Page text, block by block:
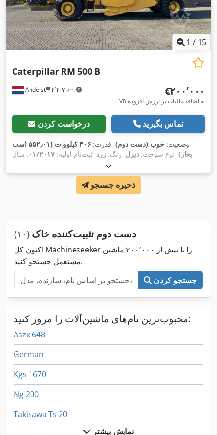
1 / 15
Andelst ۴٬۴۰۷ km
Caterpillar RM 500 B
‎€۲۰۰٬۰۰۰
VB به اضافه مالیات بر ارزش افزوده
درخواست کردن تماس بگیرید
وضعیت: خوب (دست دوم), قدرت:
۴۰۶ کیلووات (۵۵۲٫۰۱ اسب
بخار), نوع سوخت: دیزل, رنگ: زرد, ثبت‌نام اولیه: ۰۱/۲۰۱۷ , سال
ساخت:
ذخیره جستجو
دست دوم تثبیت‌کننده خاک (۱۰)
اکنون کل Machineseeker را با بیش از ۲۰۰٬۰۰۰ ماشین
مستعمل جستجو کنید.
جستجو کردن
محبوب‌ترین نام‌های ماشین‌آلات را مرور کنید:
Aszx 648
German
Kgs 1670
Ng 200
Takisawa Ts 20
نمایش بیشتر